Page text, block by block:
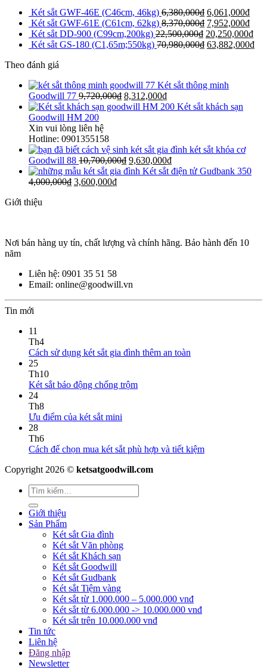
Két sắt GWF-46E (C46cm, 46kg) 6,380,000₫ 6,061,000₫
Két sắt GWF-61E (C61cm, 62kg) 8,370,000₫ 7,952,000₫
Két sắt DD-900 (C99cm,200kg) 22,500,000₫ 20,250,000₫
Két sắt GS-180 (C1,65m;550kg) 70,980,000₫ 63,882,000₫
Theo đánh giá
Két sắt thông minh
Goodwill 77 9,720,000₫ 8,312,000₫
Két sắt khách sạn
Goodwill HM 200
Xin vui lòng liên hệ
Hotline: 0901355158
két sắt khóa cơ
Goodwill 88 10,700,000₫ 9,630,000₫
Két sắt điện tử Gudbank 350
4,000,000₫ 3,600,000₫
Giới thiệu
Nơi bán hàng uy tín, chất lượng và chính hãng. Bảo hành đến 10
năm
Liên hệ: 0901 35 51 58
Email: online@goodwill.vn
Tin mới
11
Th4
Cách sử dụng két sắt gia đình thêm an toàn
25
Th10
Két sắt báo động chống trộm
24
Th8
Ưu điểm của két sắt mini
28
Th6
Cách để chọn mua két sắt phù hợp và tiết kiệm
Copyright 2026 © ketsatgoodwill.com
Giới thiệu
Sản Phẩm
Két sắt Gia đình
Két sắt Văn phòng
Két sắt Khách sạn
Két sắt Goodwill
Két sắt Gudbank
Két sắt Tiệm vàng
Két sắt từ 1.000.000 – 5.000.000 vnđ
Két sắt từ 6.000.000 -> 10.000.000 vnđ
Két sắt trên 10.000.000 vnđ
Tin tức
Liên hệ
Đăng nhập
Newsletter